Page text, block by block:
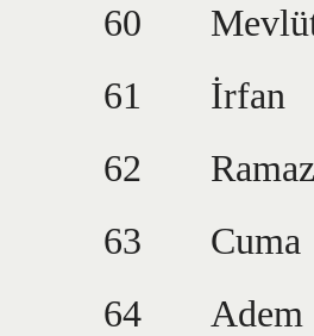
60
61
İrfan
62
63
Cuma
64
Adem